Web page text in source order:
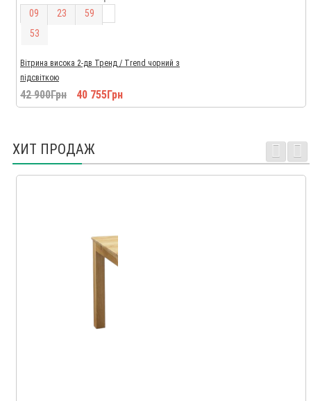
09 23 59
52
Вітрина висока 2-дв Тренд / Trend чорний з
підсвіткою
42 900Грн 40 755Грн
ХИТ ПРОДАЖ